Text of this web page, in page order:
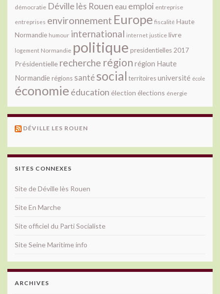
démocratie Déville lès Rouen eau emploi entreprise
entreprises environnement Europe fiscalité Haute
Normandie humour international internet justice livre
logement Normandie politique presidentielles 2017
Présidentielle recherche région région Haute
Normandie régions santésocial territoiresuniversité école
économie éducation élection élections énergie
DÉVILLE LES ROUEN
SITES CONNEXES
Site de Déville lès Rouen
Site En Marche
Site officiel du Parti Socialiste
Site Seine Maritime info
ARCHIVES